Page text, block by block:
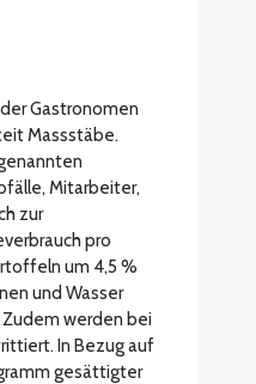
Gastronomen
Massstäbe.
Mitarbeiter,
zur
pro
um 4,5 %
und Wasser
werden bei
In Bezug auf
gesättigter